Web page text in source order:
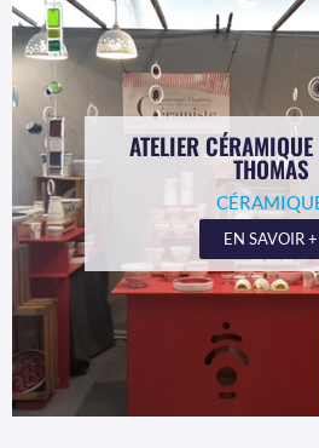
ATELIER
THOMAS
EN SAVOIR +